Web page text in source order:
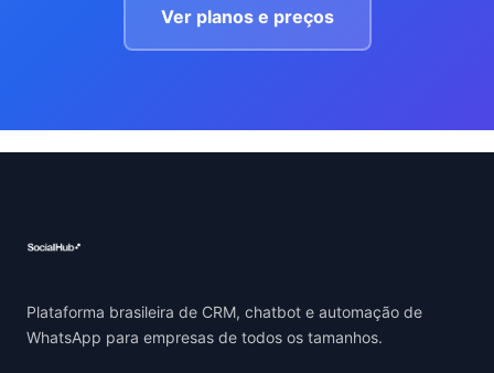
Ver planos e preços
Plataforma brasileira de CRM, chatbot e automação de
WhatsApp para empresas de todos os tamanhos.